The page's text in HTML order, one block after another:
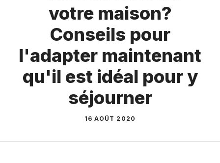
votre maison?
Conseils pour
l'adapter maintenant
qu'il est idéal pour y
séjourner
16 AOÛT 2020